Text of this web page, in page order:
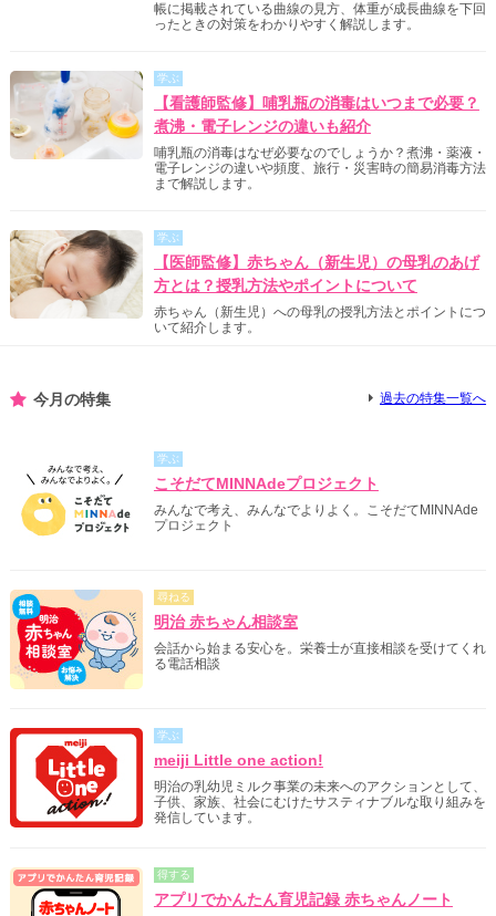
帳に掲載されている曲線の見方、体重が成長曲線を下回
ったときの対策をわかりやすく解説します。
学ぶ
【看護師監修】哺乳瓶の消毒はいつまで必要？
煮沸・電子レンジの違いも紹介
哺乳瓶の消毒はなぜ必要なのでしょうか？煮沸・薬液・
電子レンジの違いや頻度、旅行・災害時の簡易消毒方法
まで解説します。
学ぶ
【医師監修】赤ちゃん（新生児）の母乳のあげ
方とは？授乳方法やポイントについて
赤ちゃん（新生児）への母乳の授乳方法とポイントにつ
いて紹介します。
今月の特集 過去の特集一覧へ
学ぶ
こそだてMINNAdeプロジェクト
みんなで考え、みんなでよりよく。こそだてMINNAde
プロジェクト
尋ねる
明治 赤ちゃん相談室
会話から始まる安心を。栄養士が直接相談を受けてくれ
る電話相談
学ぶ
meiji Little one action!
明治の乳幼児ミルク事業の未来へのアクションとして、
子供、家族、社会にむけたサスティナブルな取り組みを
発信しています。
得する
アプリでかんたん育児記録 赤ちゃんノート